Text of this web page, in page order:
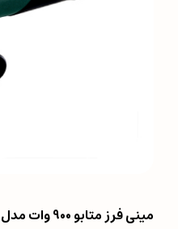
مینی فرز متابو 900 وات مدل W9-115